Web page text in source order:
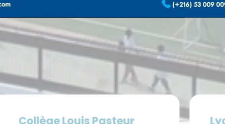
Collège Louis Pasteur